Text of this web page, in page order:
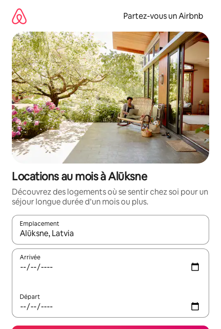
directement
contenu
Partez-vous un Airbnb
Locations au mois à Alūksne
Découvrez des logements où se sentir chez soi pour un
séjour longue durée d’un mois ou plus.
Emplacement
Quand les résultats sont affichés, parcourez-les en utilisant
Arrivée
Départ